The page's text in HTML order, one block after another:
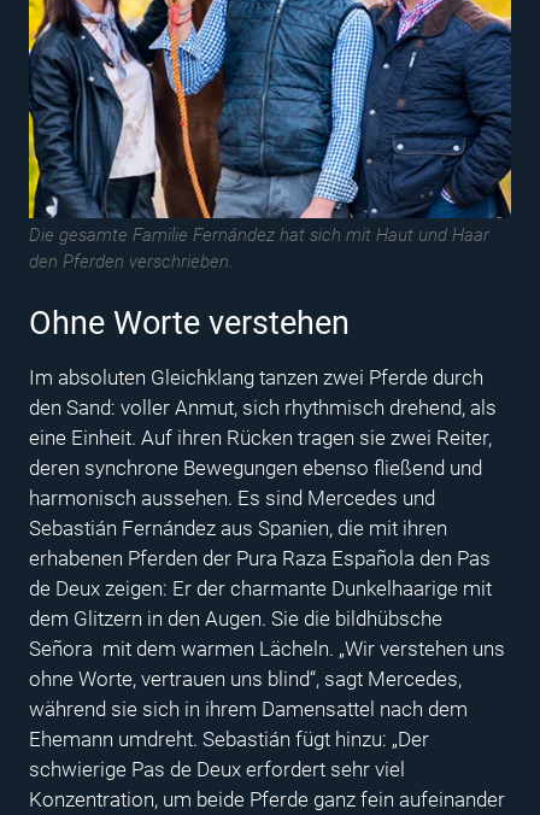
Die gesamte Familie Fernández hat sich mit Haut und Haar
den Pferden verschrieben.
Ohne Worte verstehen
Im absoluten Gleichklang tanzen zwei Pferde durch
den Sand: voller Anmut, sich rhythmisch drehend, als
eine Einheit. Auf ihren Rücken tragen sie zwei Reiter,
deren synchrone Bewegungen ebenso fließend und
harmonisch aussehen. Es sind Mercedes und
Sebastián Fernández aus Spanien, die mit ihren
erhabenen Pferden der Pura Raza Española den Pas
de Deux zeigen: Er der charmante Dunkelhaarige mit
dem Glitzern in den Augen. Sie die bildhübsche
Señora mit dem warmen Lächeln. „Wir verstehen uns
ohne Worte, vertrauen uns blind“, sagt Mercedes,
während sie sich in ihrem Damensattel nach dem
Ehemann umdreht. Sebastián fügt hinzu: „Der
schwierige Pas de Deux erfordert sehr viel
Konzentration, um beide Pferde ganz fein aufeinander